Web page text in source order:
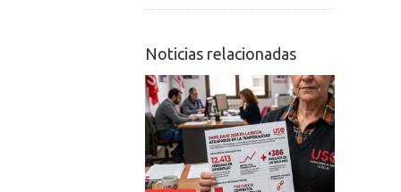
Noticias relacionadas